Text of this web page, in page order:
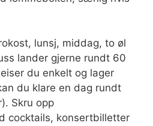
lunsj, middag, to øl
lander gjerne rundt 60
du enkelt og lager
du klare en dag rundt
Skru opp
cocktails, konsertbilletter